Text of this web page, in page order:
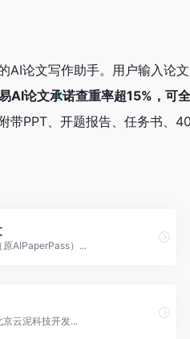
AI论文写作助手。用户输入论
AI论文承诺查重率超15%，可全
带PPT、开题报告、任务书、
原AIPaperPass）...
云泥科技开发...